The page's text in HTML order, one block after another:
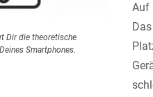
Dir die theoretische
Smartphones.
Auf